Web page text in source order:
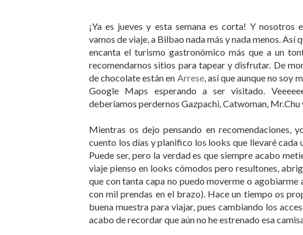
¡Ya es jueves y esta semana es corta! Y nosotros
vamos de viaje, a Bilbao nada más y nada menos. Así
encanta el turismo gastronómico más que a un
recomendarnos sitios para tapear y disfrutar. De
de chocolate están en Arrese, así que aunque no soy
Google Maps esperando a ser visitado.
deberíamos perdernos Gazpachi, Catwoman, Mr.Chu
Mientras os dejo pensando en recomendaciones,
cuento los días y planifico los looks que llevaré cada
Puede ser, pero la verdad es que siempre acabo
viaje pienso en looks cómodos pero resultones,
que con tanta capa no puedo moverme o
con mil prendas en el brazo). Hace un tiempo os
buena muestra para viajar, pues cambiando los
acabo de recordar que aún no he estrenado esa